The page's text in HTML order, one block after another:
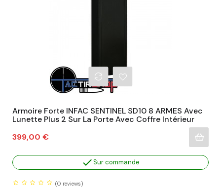
Armoire Forte INFAC SENTINEL SD10 8 ARMES Avec
Lunette Plus 2 Sur La Porte Avec Coffre Intérieur
Prix
399,00 €
Sur commande
(0 reviews)